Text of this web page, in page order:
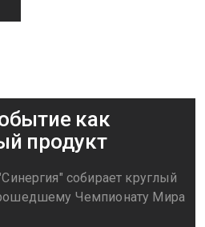
как
продукт
собирает круглый
Чемпионату Мира